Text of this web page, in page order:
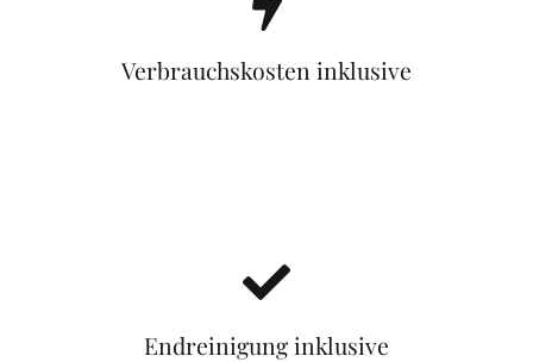
Verbrauchskosten inklusive
Endreinigung inklusive